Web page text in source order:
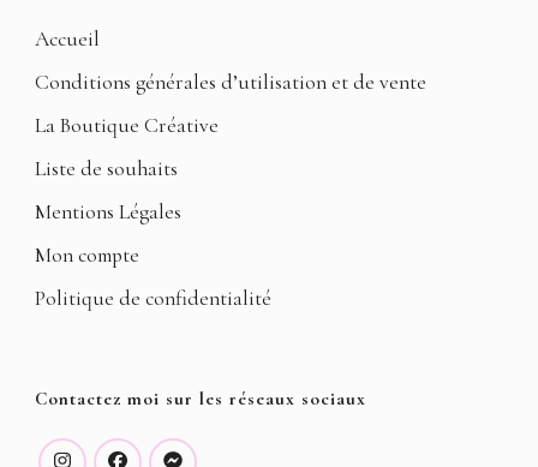
Accueil
Conditions générales d’utilisation et de vente
La Boutique Créative
Liste de souhaits
Mentions Légales
Mon compte
Politique de confidentialité
Contactez moi sur les réseaux sociaux